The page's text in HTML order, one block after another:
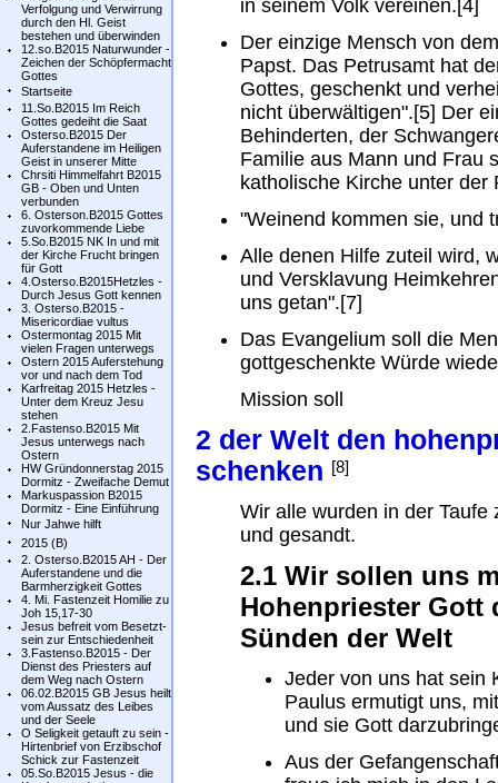
Verfolgung und Verwirrung
durch den Hl. Geist
bestehen und überwinden
12.so.B2015 Naturwunder -
Zeichen der Schöpfermacht
Gottes
Startseite
11.So.B2015 Im Reich
Gottes gedeiht die Saat
Osterso.B2015 Der
Auferstandene im Heiligen
Geist in unserer Mitte
Chrsiti Himmelfahrt B2015
GB - Oben und Unten
verbunden
6. Osterson.B2015 Gottes
zuvorkommende Liebe
5.So.B2015 NK In und mit
der Kirche Frucht bringen
für Gott
4.Osterso.B2015Hetzles -
Durch Jesus Gott kennen
3. Osterso.B2015 -
Misericordiae vultus
Ostermontag 2015 Mit
vielen Fragen unterwegs
Ostern 2015 Auferstehung
vor und nach dem Tod
Karfreitag 2015 Hetzles -
Unter dem Kreuz Jesu
stehen
2.Fastenso.B2015 Mit
Jesus unterwegs nach
Ostern
HW Gründonnerstag 2015
Dormitz - Zweifache Demut
Markuspassion B2015
Dormitz - Eine Einführung
Nur Jahwe hilft
2015 (B)
2. Osterso.B2015 AH - Der
Auferstandene und die
Barmherzigkeit Gottes
4. Mi. Fastenzeit Homilie zu
Joh 15,17-30
Jesus befreit vom Besetzt-
sein zur Entschiedenheit
3.Fastenso.B2015 - Der
Dienst des Priesters auf
dem Weg nach Ostern
06.02.B2015 GB Jesus heilt
vom Aussatz des Leibes
und der Seele
O Seligkeit getauft zu sein -
Hirtenbrief von Erzibschof
Schick zur Fastenzeit
05.So.B2015 Jesus - die
in seinem Volk vereinen.[4]
Der einzige Mensch von
Papst. Das Petrusamt hat
Gottes, geschenkt und
nicht überwältigen".[5] Der
Behinderten, der
Familie aus Mann und Frau
katholische Kirche unter
"Weinend kommen sie, und
Alle denen Hilfe zuteil wird,
und Versklavung
uns getan".[7]
Das Evangelium soll die
gottgeschenkte Würde
Mission soll
2 der Welt den
schenken
[8]
Wir alle wurden in der
und gesandt.
2.1 Wir sollen uns
Hohenpriester Gott
Sünden der Welt
Jeder von uns hat sein
Paulus ermutigt uns,
und sie Gott
Aus der